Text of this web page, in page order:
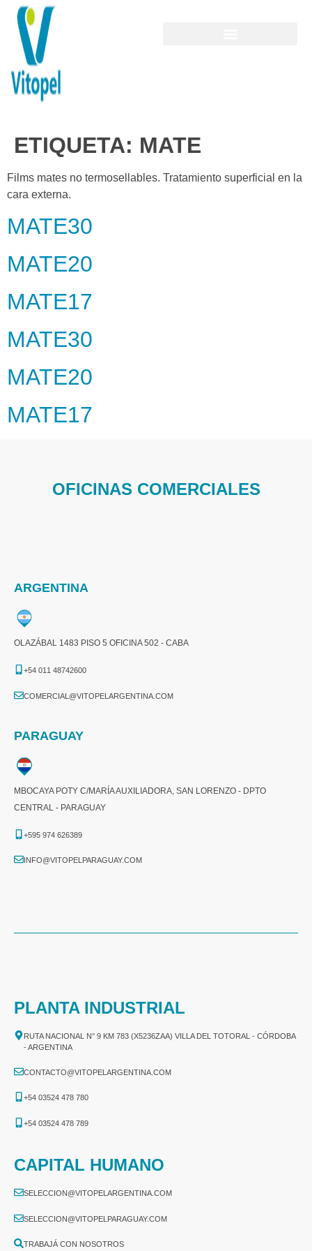
ETIQUETA: MATE
Films mates no termosellables. Tratamiento superficial en la
cara externa.
MATE30
MATE20
MATE17
MATE30
MATE20
MATE17
OFICINAS COMERCIALES
ARGENTINA
OLAZÁBAL 1483 PISO 5 OFICINA 502 - CABA
+54 011 48742600​
COMERCIAL@VITOPELARGENTINA.COM​
PARAGUAY
MBOCAYA POTY C/MARÍA AUXILIADORA, SAN LORENZO - DPTO
CENTRAL - PARAGUAY
+595 974 626389
INFO@VITOPELPARAGUAY.COM
PLANTA INDUSTRIAL
RUTA NACIONAL N° 9 KM 783 (X5236ZAA) VILLA DEL TOTORAL - CÓRDOBA
- ARGENTINA
CONTACTO@VITOPELARGENTINA.COM
+54 03524 478 780​
+54 03524 478 789​
CAPITAL HUMANO
SELECCION@VITOPELARGENTINA.COM
SELECCION@VITOPELPARAGUAY.COM
TRABAJÁ CON NOSOTROS